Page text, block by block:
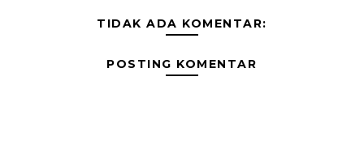
TIDAK ADA KOMENTAR:
POSTING KOMENTAR